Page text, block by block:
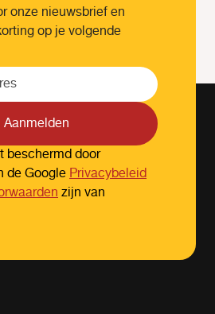
onze nieuwsbrief en
op je volgende
Aanmelden
beschermd door
de GooglePrivacybeleid
zijn van